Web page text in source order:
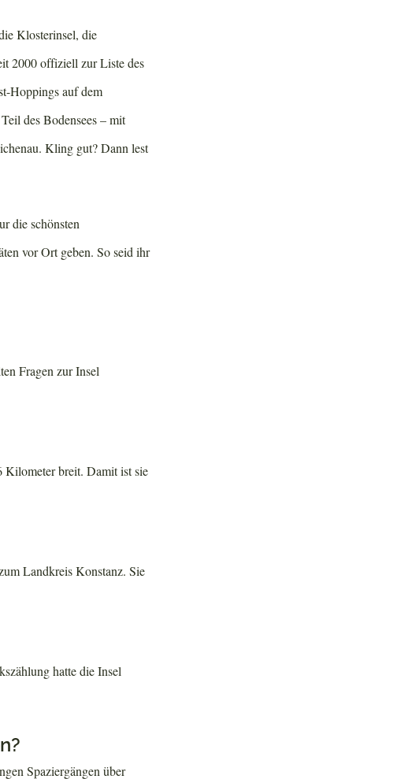
Klosterinsel, die
2000 offiziell zur Liste des
Hoppings auf dem
des Bodensees – mit
Kling gut? Dann lest
die schönsten
vor Ort geben. So seid ihr
Fragen zur Insel
Kilometer breit. Damit ist sie
Landkreis Konstanz. Sie
hatte die Insel
Spaziergängen über